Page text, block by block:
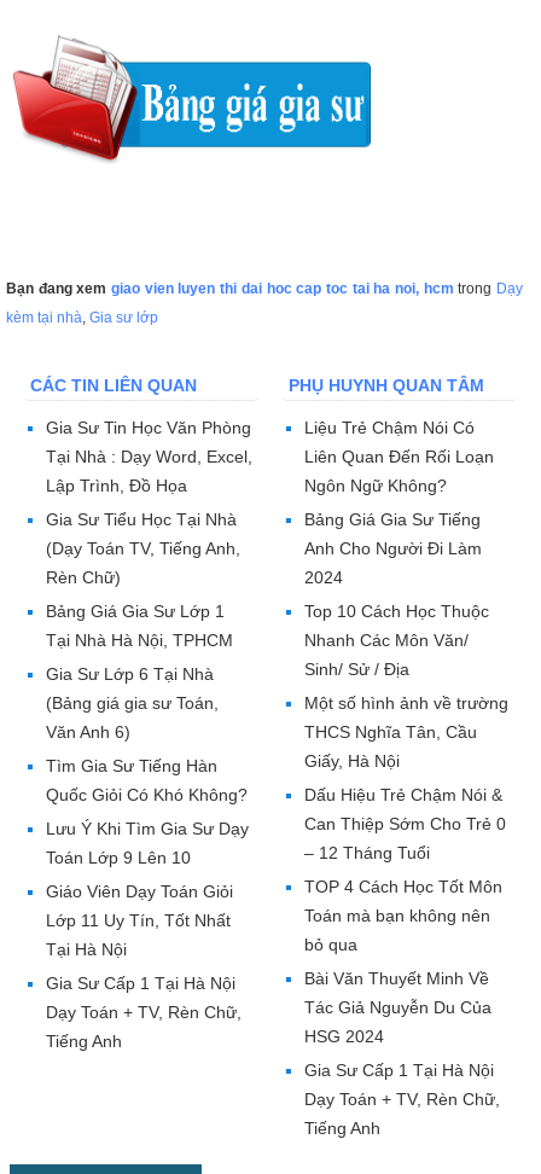
Bạn đang xemgiao vien luyen thi dai hoc cap toc tai ha noi, hcm trong Dạy
kèm tại nhà Gia sư lớp
CÁC TIN LIÊN QUAN
Gia Sư Tin Học Văn Phòng
Tại Nhà : Dạy Word, Excel,
Lập Trình, Đồ Họa
Gia Sư Tiểu Học Tại Nhà
(Dạy Toán TV, Tiếng Anh,
Rèn Chữ)
Bảng Giá Gia Sư Lớp 1
Tại Nhà Hà Nội, TPHCM
Gia Sư Lớp 6 Tại Nhà
(Bảng giá gia sư Toán,
Văn Anh 6)
Tìm Gia Sư Tiếng Hàn
Quốc Giỏi Có Khó Không?
Lưu Ý Khi Tìm Gia Sư Dạy
Toán Lớp 9 Lên 10
Giáo Viên Dạy Toán Giỏi
Lớp 11 Uy Tín, Tốt Nhất
Tại Hà Nội
Gia Sư Cấp 1 Tại Hà Nội
Dạy Toán + TV, Rèn Chữ,
Tiếng Anh
PHỤ HUYNH QUAN TÂM
Liệu Trẻ Chậm Nói Có
Liên Quan Đến Rối Loạn
Ngôn Ngữ Không?
Bảng Giá Gia Sư Tiếng
Anh Cho Người Đi Làm
2024
Top 10 Cách Học Thuộc
Nhanh Các Môn Văn/
Sinh/ Sử / Địa
Một số hình ảnh về trường
THCS Nghĩa Tân, Cầu
Giấy, Hà Nội
Dấu Hiệu Trẻ Chậm Nói &
Can Thiệp Sớm Cho Trẻ 0
– 12 Tháng Tuổi
TOP 4 Cách Học Tốt Môn
Toán mà bạn không nên
bỏ qua
Bài Văn Thuyết Minh Về
Tác Giả Nguyễn Du Của
HSG 2024
Gia Sư Cấp 1 Tại Hà Nội
Dạy Toán + TV, Rèn Chữ,
Tiếng Anh